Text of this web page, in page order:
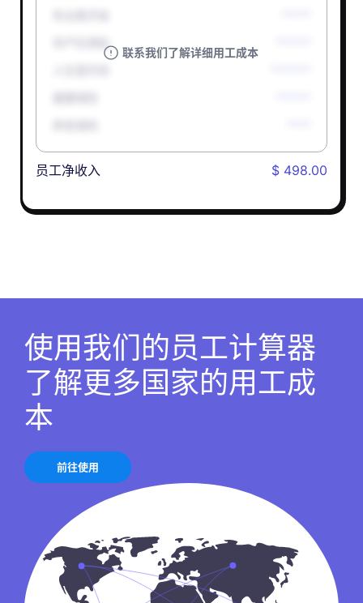
联系我们了解详细用工成本
孕产妇津贴
员工净收入 $ 498.00
使用我们的员工计算器
了解更多国家的用工成
本
前往使用